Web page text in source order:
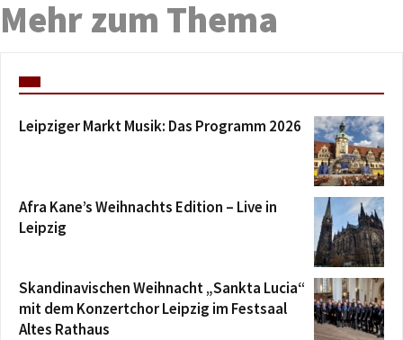
Mehr zum Thema
Leipziger Markt Musik: Das Programm 2026
Afra Kane’s Weihnachts Edition – Live in
Leipzig
Skandinavischen Weihnacht „Sankta Lucia“
mit dem Konzertchor Leipzig im Festsaal
Altes Rathaus